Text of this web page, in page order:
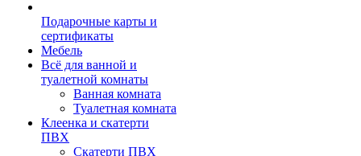
Подарочные карты и
сертификаты
Мебель
Всё для ванной и
туалетной комнаты
Ванная комната
Туалетная комната
Клеенка и скатерти
ПВХ
Скатерти ПВХ